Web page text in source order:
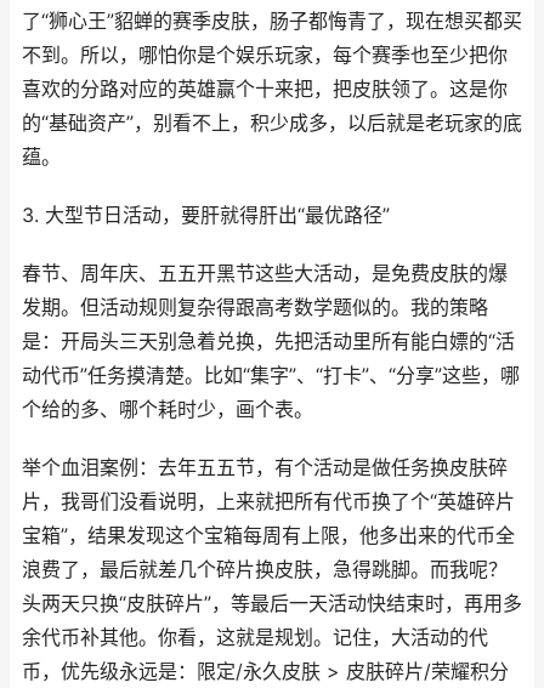
了“狮心王”貂蝉的赛季皮肤，肠子都悔青了，现在想买都买
不到。所以，哪怕你是个娱乐玩家，每个赛季也至少把你
喜欢的分路对应的英雄赢个十来把，把皮肤领了。这是你
的“基础资产”，别看不上，积少成多，以后就是老玩家的底
蕴。
3. 大型节日活动，要肝就得肝出“最优路径”
春节、周年庆、五五开黑节这些大活动，是免费皮肤的爆
发期。但活动规则复杂得跟高考数学题似的。我的策略
是：开局头三天别急着兑换，先把活动里所有能白嫖的“活
动代币”任务摸清楚。比如“集字”、“打卡”、“分享”这些，哪
个给的多、哪个耗时少，画个表。
举个血泪案例：去年五五节，有个活动是做任务换皮肤碎
片，我哥们没看说明，上来就把所有代币换了个“英雄碎片
宝箱”，结果发现这个宝箱每周有上限，他多出来的代币全
浪费了，最后就差几个碎片换皮肤，急得跳脚。而我呢？
头两天只换“皮肤碎片”，等最后一天活动快结束时，再用多
余代币补其他。你看，这就是规划。记住，大活动的代
币，优先级永远是：限定/永久皮肤 > 皮肤碎片/荣耀积分